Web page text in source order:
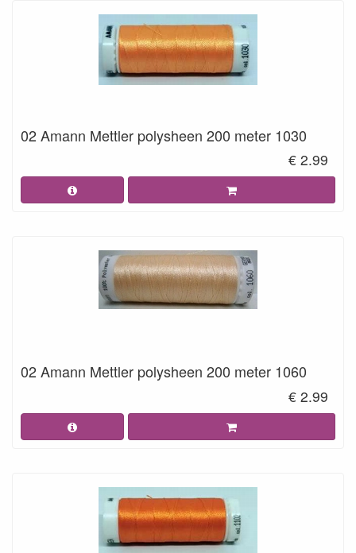
02 Amann Mettler polysheen 200 meter 1030
€ 2.99
02 Amann Mettler polysheen 200 meter 1060
€ 2.99